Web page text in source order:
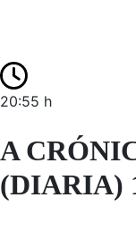
20:55 h
A
(DIARIA)